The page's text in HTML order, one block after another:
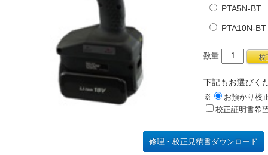
PTA5N-BT
PTA10N-BT
数量
下記もお選びく
※
お預かり校
校正証明書希
修理・校正見積書ダウンロード